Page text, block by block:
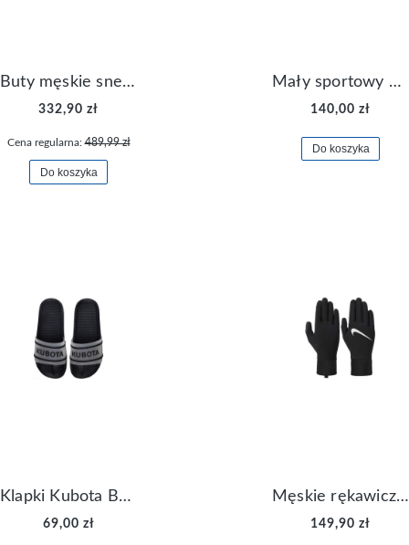
Buty męskie sneakersy Jordan Access AR3762-006
332,90 zł
Cena regularna:489,99 zł
Do koszyka
Mały sportowy plecak plecaczek Nike Brasilia JDI DR6091-017
140,00 zł
Do koszyka
Klapki Kubota Basenowe Gel Czarne
69,00 zł
Męskie rękawiczki Nike Dri-FIT Lightweight Gloves N.RG.M0.082
149,90 zł